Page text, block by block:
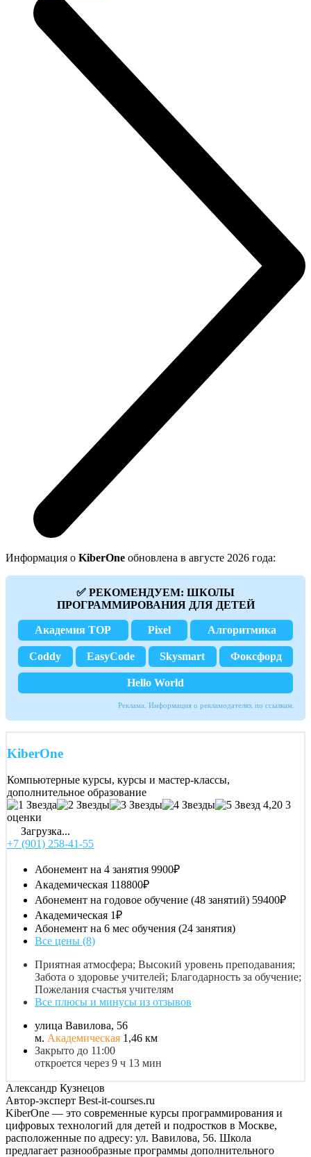
Информация о KiberOne обновлена в августе 2026 года:
✅ РЕКОМЕНДУЕМ: ШКОЛЫ
ПРОГРАММИРОВАНИЯ ДЛЯ ДЕТЕЙ
Академия TOP Pixel Алгоритмика
Coddy EasyCode Skysmart Фоксфорд
Hello World
Реклама. Информация о рекламодателях по ссылкам.
KiberOne
Компьютерные курсы, курсы и мастер-классы,
дополнительное образование
4,20 3
оценки
Загрузка...
+7 (901) 258-41-55
Абонемент на 4 занятия 9900₽
Академическая 118800₽
Абонемент на годовое обучение (48 занятий) 59400₽
Академическая 1₽
Абонемент на 6 мес обучения (24 занятия)
Все цены (8)
Приятная атмосфера; Высокий уровень преподавания;
Забота о здоровье учителей; Благодарность за обучение;
Пожелания счастья учителям
Все плюсы и минусы из отзывов
улица Вавилова, 56
м. Академическая 1,46 км
Закрыто до 11:00
откроется через 9 ч 13 мин
Александр Кузнецов
Автор-эксперт Best-it-courses.ru
KiberOne — это современные курсы программирования и
цифровых технологий для детей и подростков в Москве,
расположенные по адресу: ул. Вавилова, 56. Школа
предлагает разнообразные программы дополнительного